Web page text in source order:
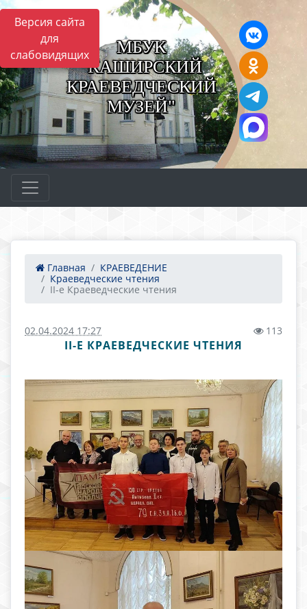
Версия сайта
для
слабовидящих
МБУК
"КАШИРСКИЙ
КРАЕВЕДЧЕСКИЙ
МУЗЕЙ"
Главная
КРАЕВЕДЕНИЕ
Краеведческие чтения
II-е Краеведческие чтения
02.04.2024 17:27 113
II-Е КРАЕВЕДЧЕСКИЕ ЧТЕНИЯ